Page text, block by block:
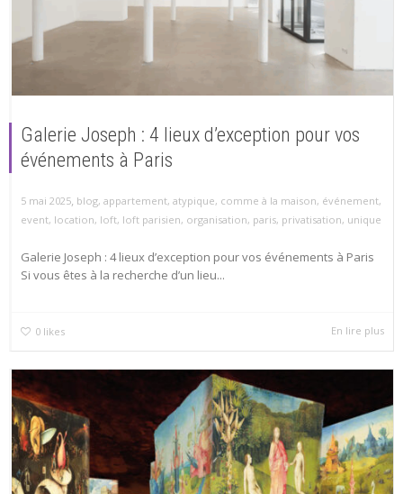
Galerie Joseph : 4 lieux d’exception pour vos
événements à Paris
5 mai 2025, blog, appartement, atypique, comme à la maison, événement,
event, location, loft, loft parisien, organisation, paris, privatisation, unique
Galerie Joseph : 4 lieux d’exception pour vos événements à Paris
Si vous êtes à la recherche d’un lieu...
0 likes En lire plus